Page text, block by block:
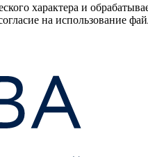
характера и
на использование